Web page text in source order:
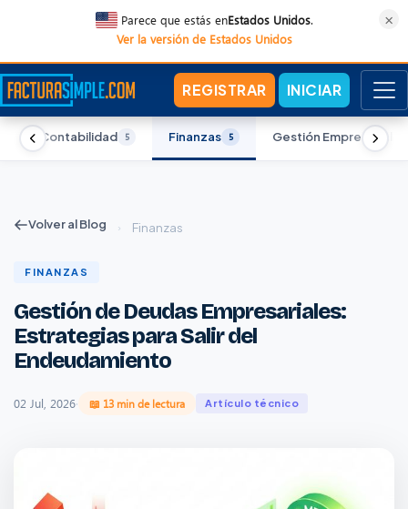
Parece que estás enEstados Unidos.
Ver la versión de Estados Unidos
×
REGISTRAR INICIAR
Contabilidad 5 Finanzas 5 Gestión Empresarial
Volver al Blog › Finanzas
FINANZAS
Gestión de Deudas Empresariales:
Estrategias para Salir del
Endeudamiento
02 Jul, 2026· 📖 13 min de lectura Artículo técnico